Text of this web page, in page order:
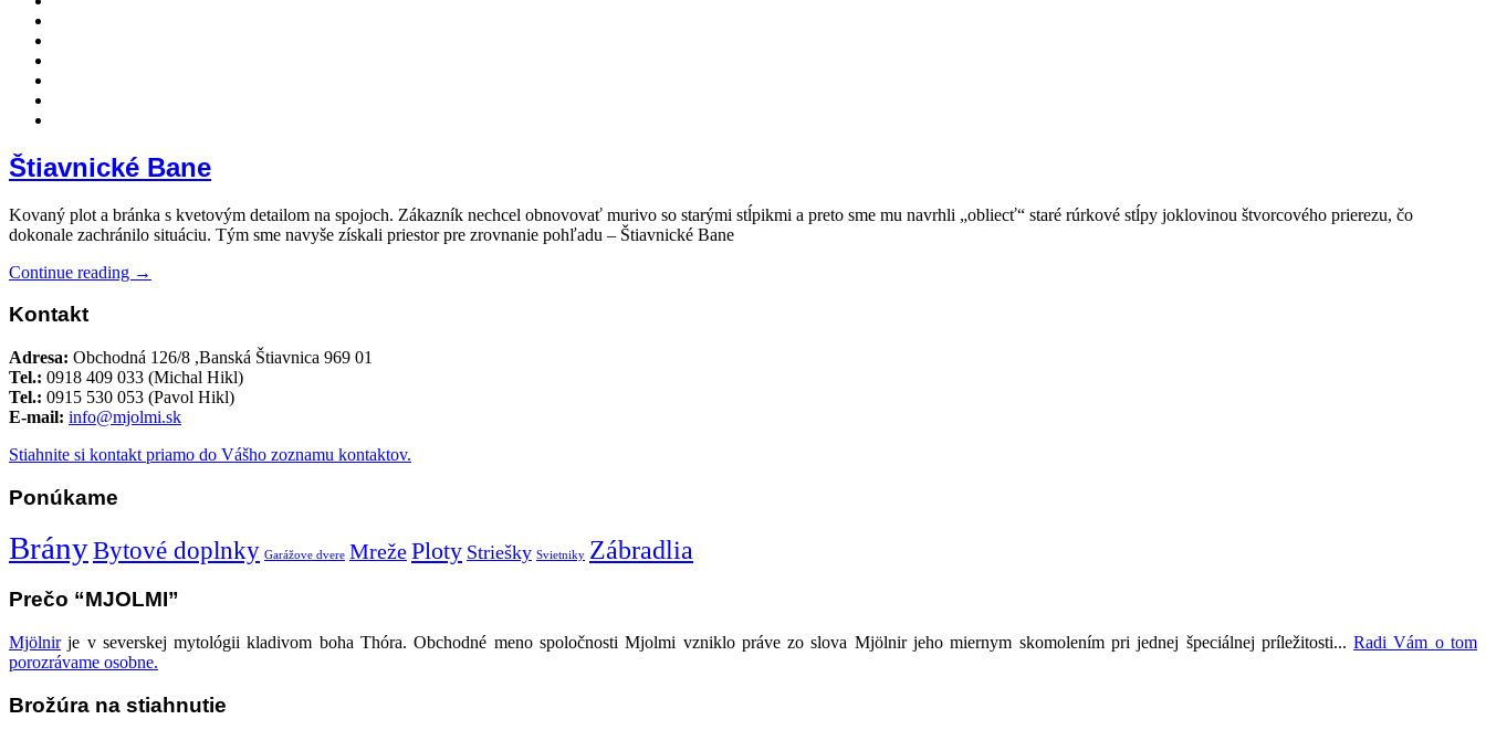
Štiavnické Bane
Kovaný plot a bránka s kvetovým detailom na spojoch. Zákazník nechcel obnovovať murivo so starými stĺpikmi a preto sme mu navrhli „obliecť“ staré rúrkové stĺpy joklovinou štvorcového prierezu, čo
dokonale zachránilo situáciu. Tým sme navyše získali priestor pre zrovnanie pohľadu – Štiavnické Bane
Continue reading →
Kontakt
Adresa: Obchodná 126/8 ,Banská Štiavnica 969 01
Tel.: 0918 409 033 (Michal Hikl)
Tel.: 0915 530 053 (Pavol Hikl)
E-mail: info@mjolmi.sk
Stiahnite si kontakt priamo do Vášho zoznamu kontaktov.
Ponúkame
BrányBytové doplnky Garážove dvere MrežePloty Striešky Svietniky Zábradlia
Prečo “MJOLMI”
Mjölnirje v severskej mytológii kladivom boha Thóra. Obchodné meno spoločnosti Mjolmi vzniklo práve zo slova Mjölnir jeho miernym skomolením pri jednej špeciálnej príležitosti...Radi Vám o tom
porozrávame osobne.
Brožúra na stiahnutie